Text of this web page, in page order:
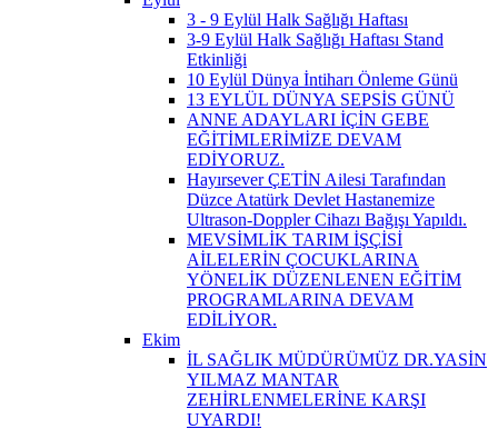
3 - 9 Eylül Halk Sağlığı Haftası
3-9 Eylül Halk Sağlığı Haftası Stand
Etkinliği
10 Eylül Dünya İntiharı Önleme Günü
13 EYLÜL DÜNYA SEPSİS GÜNÜ
ANNE ADAYLARI İÇİN GEBE
EĞİTİMLERİMİZE DEVAM
EDİYORUZ.
Hayırsever ÇETİN Ailesi Tarafından
Düzce Atatürk Devlet Hastanemize
Ultrason-Doppler Cihazı Bağışı Yapıldı.
MEVSİMLİK TARIM İŞÇİSİ
AİLELERİN ÇOCUKLARINA
YÖNELİK DÜZENLENEN EĞİTİM
PROGRAMLARINA DEVAM
EDİLİYOR.
Ekim
İL SAĞLIK MÜDÜRÜMÜZ DR.YASİN
YILMAZ MANTAR
ZEHİRLENMELERİNE KARŞI
UYARDI!